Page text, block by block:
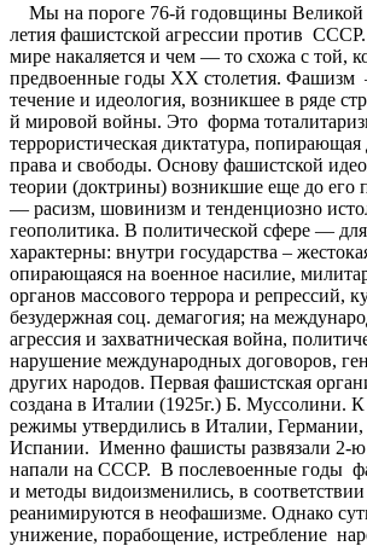
Мы на пороге 76-й годовщины
летия фашистской агрессии против
мире накаляется и чем — то схожа с той,
предвоенные годы ХХ столетия. Фашизм
течение и идеология, возникшее в ряде
й мировой войны. Это форма
террористическая диктатура, попирающая
права и свободы. Основу фашистской
теории (доктрины) возникшие еще до его
— расизм, шовинизм и тенденциозно
геополитика. В политической сфере —
характерны: внутри государства –
опирающаяся на военное насилие,
органов массового террора и репрессий,
безудержная соц. демагогия; на
агрессия и захватническая война,
нарушение международных договоров,
других народов. Первая фашистская
создана в Италии (1925г.) Б. Муссолини.
режимы утвердились в Италии,
Испании. Именно фашисты развязали 2-
напали на СССР. В послевоенные годы
и методы видоизменились, в
реанимируются в неофашизме. Однако
унижение, порабощение, истребление